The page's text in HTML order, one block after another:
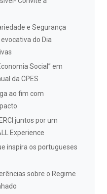
e Segurança
do Dia
Social” em
da CPES
ao fim com
juntos por um
Experience
inspira os portugueses
sobre o Regime